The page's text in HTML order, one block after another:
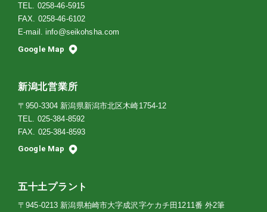
TEL. 0258-46-5915
FAX. 0258-46-6102
E-mail.info@seikohsha.com
Google Map
新潟北営業所
〒950-3304 新潟県新潟市北区木崎1754-12
TEL. 025-384-8592
FAX. 025-384-8593
Google Map
五十土プラント
〒945-0213 新潟県柏崎市大字成沢字ケカチ田1211番 外2筆